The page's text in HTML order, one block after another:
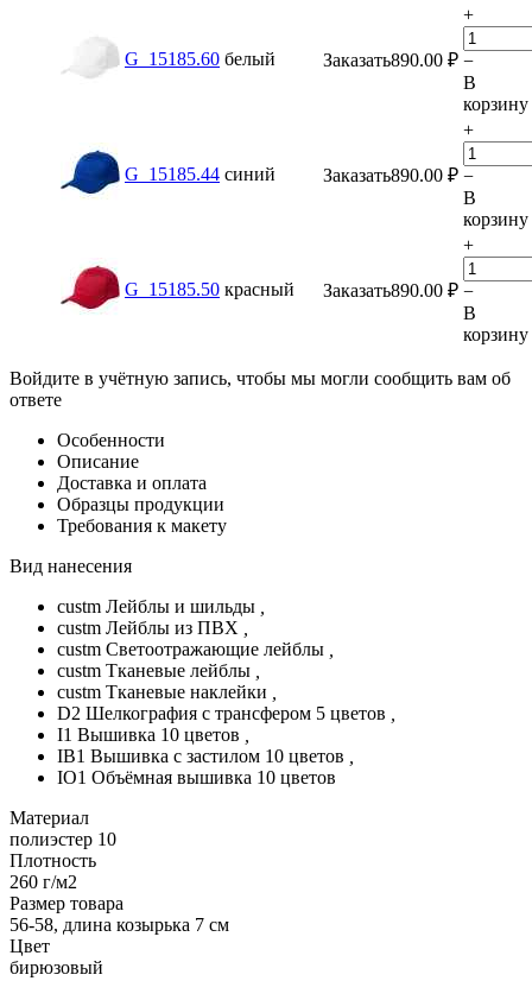
G_15185.60 белый Заказать890.00 ₽
+
−
В
корзину
G_15185.44 синий Заказать890.00 ₽
+
−
В
корзину
G_15185.50 красный Заказать890.00 ₽
+
−
В
корзину
Войдите в учётную запись, чтобы мы могли сообщить вам об
ответе
Особенности
Описание
Доставка и оплата
Образцы продукции
Требования к макету
Вид нанесения
custm Лейблы и шильды
custm Лейблы из ПВХ
custm Светоотражающие лейблы
custm Тканевые лейблы
custm Тканевые наклейки
D2 Шелкография с трансфером 5 цветов
I1 Вышивка 10 цветов
IB1 Вышивка с застилом 10 цветов
IO1 Объёмная вышивка 10 цветов
Материал
полиэстер 10
Плотность
260 г/м2
Размер товара
56-58, длина козырька 7 см
Цвет
бирюзовый